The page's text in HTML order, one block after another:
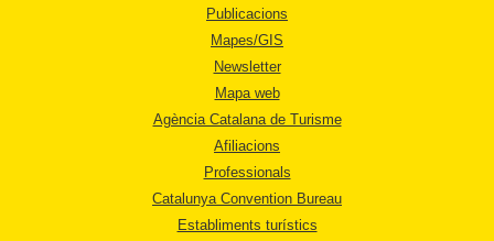
Publicacions
Mapes/GIS
Newsletter
Mapa web
Agència Catalana de Turisme
Afiliacions
Professionals
Catalunya Convention Bureau
Establiments turístics